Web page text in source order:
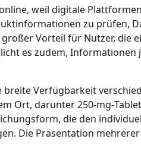
weil digitale
zu prüfen,
Vorteil für Nutzer,
es zudem,
Verfügbarkeit
Ort, darunter
die den
Die Präsentation